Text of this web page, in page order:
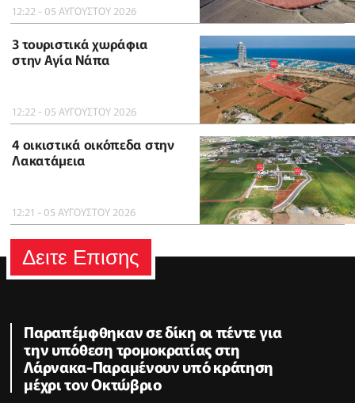
12:22 - 05 ΑΥΓΟΥΣΤΟΥ 2026
3 τουριστικά χωράφια
στην Αγία Νάπα
12:22 - 05 ΑΥΓΟΥΣΤΟΥ 2026
4 οικιστικά οικόπεδα στην
Λακατάμεια
12:21 - 05 ΑΥΓΟΥΣΤΟΥ 2026
Δειτε Επισης
Παραπέμφθηκαν σε δίκη οι πέντε για
την υπόθεση τρομοκρατίας στη
Λάρνακα-Παραμένουν υπό κράτηση
μέχρι τον Οκτώβριο